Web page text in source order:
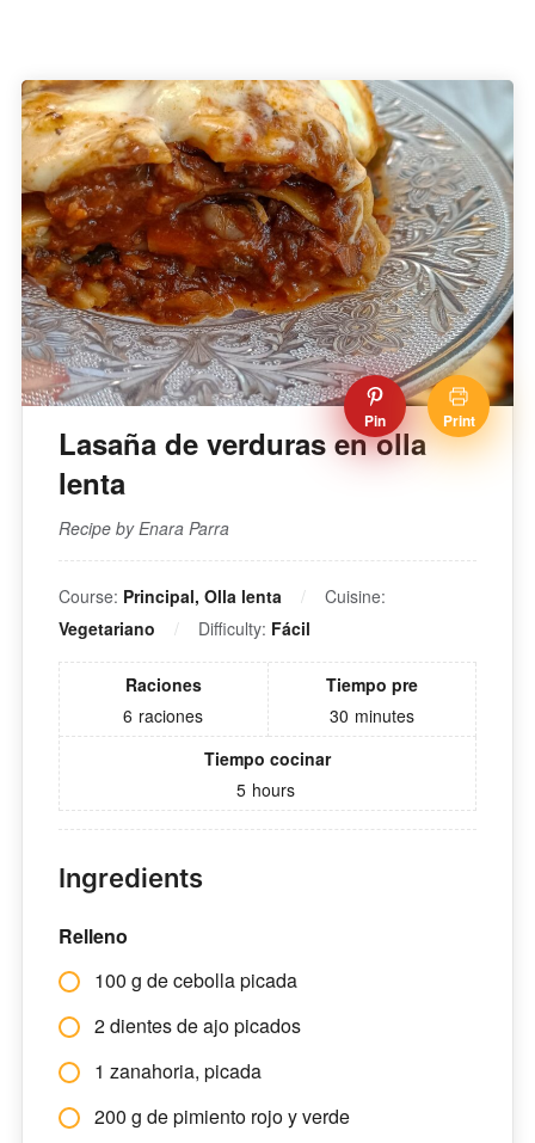
Pin Print
Lasaña de verduras en olla
lenta
Recipe by Enara Parra
Course: Principal, Olla lenta
Cuisine:
Vegetariano
Difficulty: Fácil
Raciones
6 raciones
Tiempo pre
30 minutes
Tiempo cocinar
5 hours
Ingredients
Relleno
100 g de cebolla picada
2 dientes de ajo picados
1 zanahoria, picada
200 g de pimiento rojo y verde